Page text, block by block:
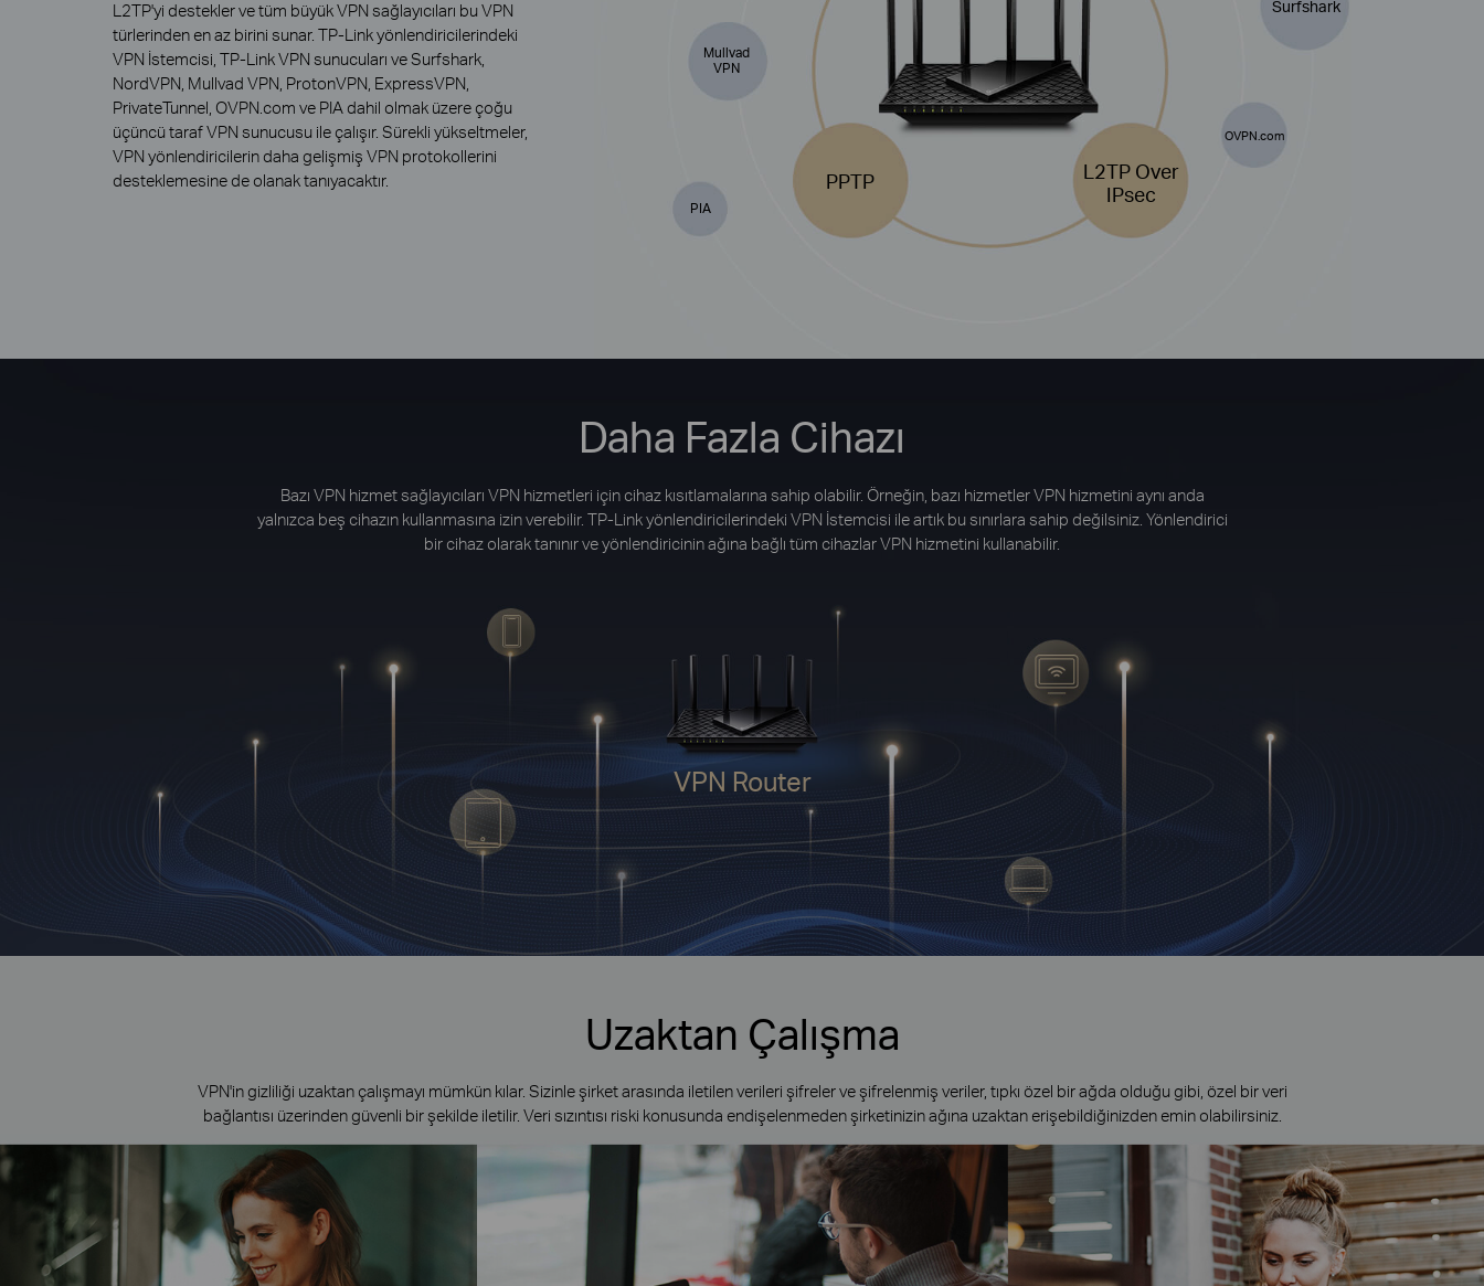
L2TP'yi destekler ve tüm büyük VPN sağlayıcıları bu VPN
türlerinden en az birini sunar. TP-Link yönlendiricilerindeki
VPN İstemcisi, TP-Link VPN sunucuları ve Surfshark,
NordVPN, Mullvad VPN, ProtonVPN, ExpressVPN,
PrivateTunnel, OVPN.com ve PIA dahil olmak üzere çoğu
üçüncü taraf VPN sunucusu ile çalışır. Sürekli yükseltmeler,
VPN yönlendiricilerin daha gelişmiş VPN protokollerini
desteklemesine de olanak tanıyacaktır.
PPTP
L2TP Over
IPsec
Mullvad
VPN
OVPN.com
PIA
Surfshark
Daha Fazla Cihazı
Bazı VPN hizmet sağlayıcıları VPN hizmetleri için cihaz kısıtlamalarına sahip olabilir. Örneğin, bazı hizmetler VPN hizmetini aynı anda
yalnızca beş cihazın kullanmasına izin verebilir. TP-Link yönlendiricilerindeki VPN İstemcisi ile artık bu sınırlara sahip değilsiniz. Yönlendirici
bir cihaz olarak tanınır ve yönlendiricinin ağına bağlı tüm cihazlar VPN hizmetini kullanabilir.
VPN Router
Uzaktan Çalışma
VPN'in gizliliği uzaktan çalışmayı mümkün kılar. Sizinle şirket arasında iletilen verileri şifreler ve şifrelenmiş veriler, tıpkı özel bir ağda olduğu gibi, özel bir veri
bağlantısı üzerinden güvenli bir şekilde iletilir. Veri sızıntısı riski konusunda endişelenmeden şirketinizin ağına uzaktan erişebildiğinizden emin olabilirsiniz.